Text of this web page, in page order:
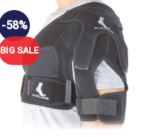
-58%
BIG SALE